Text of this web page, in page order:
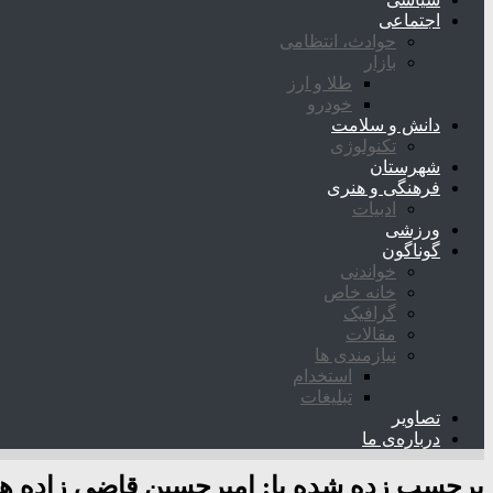
اجتماعی
حوادث، انتظامی
بازار
طلا و ارز
خودرو
دانش و سلامت
تکنولوژی
شهرستان
فرهنگی و هنری
ادبیات
ورزشی
گوناگون
خواندنی
خانه خاص
گرافیک
مقالات
نیازمندی ها
استخدام
تبلیغات
تصاویر
درباره‌ی ما
برچسب زده شده با:
امیرحسین قاضی زاده